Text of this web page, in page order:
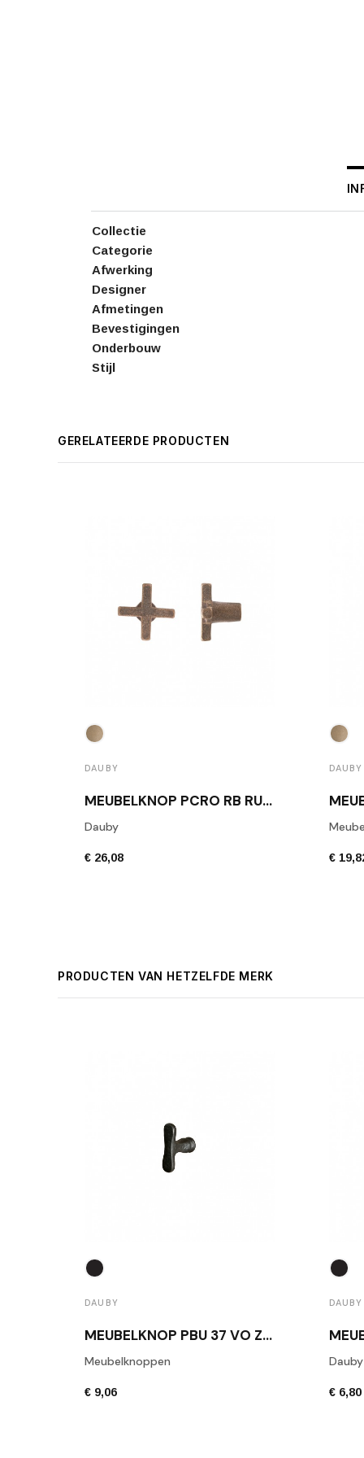
Collectie
Categorie
Afwerking
Designer
Afmetingen
Bevestigingen
Onderbouw
Stijl
GERELATEERDE PRODUCTEN
DAUBY
MEUBELKNOP PCRO RB RUW BRONS
Dauby
€ 26,08
DAUBY
€
PRODUCTEN VAN HETZELFDE MERK
DAUBY
MEUBELKNOP PBU 37 VO ZWART
Meubelknoppen
€ 9,06
DAUBY
Dauby
€ 6,80